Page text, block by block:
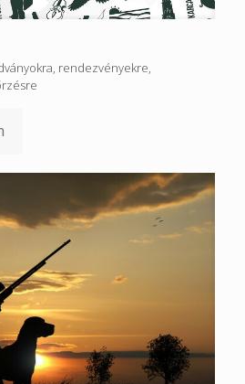
rendezvényekre,